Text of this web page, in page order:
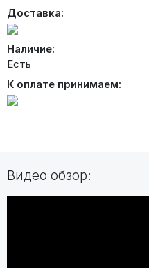
Доставка:
Наличие:
Есть
К оплате принимаем:
Видео обзор: